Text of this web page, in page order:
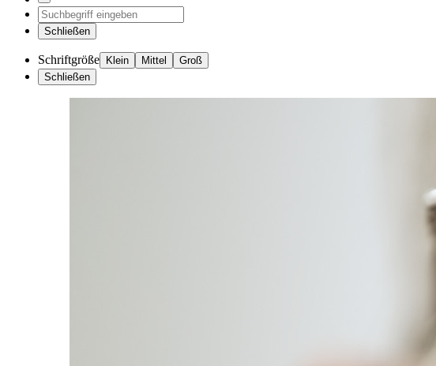
Schließen
Schriftgröße Klein Mittel
Groß
Schließen